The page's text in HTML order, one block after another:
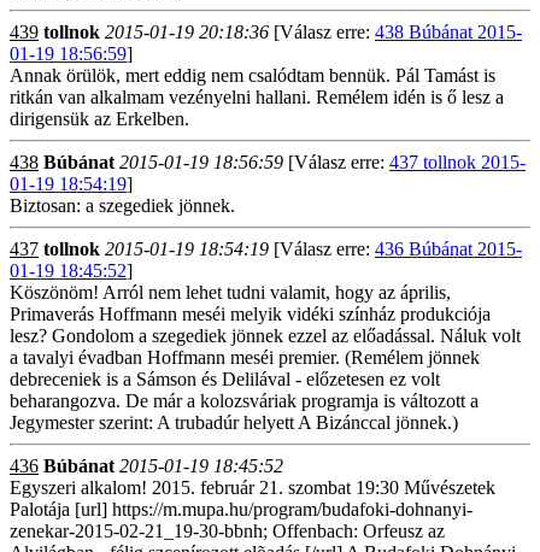
439 tollnok 2015-01-19 20:18:36 [Válasz erre: 438 Búbánat 2015-
01-19 18:56:59]
Annak örülök, mert eddig nem csalódtam bennük. Pál Tamást is
ritkán van alkalmam vezényelni hallani. Remélem idén is ő lesz a
dirigensük az Erkelben.
438 Búbánat 2015-01-19 18:56:59 [Válasz erre: 437 tollnok 2015-
01-19 18:54:19]
Biztosan: a szegediek jönnek.
437 tollnok 2015-01-19 18:54:19 [Válasz erre: 436 Búbánat 2015-
01-19 18:45:52]
Köszönöm! Arról nem lehet tudni valamit, hogy az április,
Primaverás Hoffmann meséi melyik vidéki színház produkciója
lesz? Gondolom a szegediek jönnek ezzel az előadással. Náluk volt
a tavalyi évadban Hoffmann meséi premier. (Remélem jönnek
debreceniek is a Sámson és Delilával - előzetesen ez volt
beharangozva. De már a kolozsváriak programja is változott a
Jegymester szerint: A trubadúr helyett A Bizánccal jönnek.)
436 Búbánat 2015-01-19 18:45:52
Egyszeri alkalom! 2015. február 21. szombat 19:30 Művészetek
Palotája [url] https://m.mupa.hu/program/budafoki-dohnanyi-
zenekar-2015-02-21_19-30-bbnh; Offenbach: Orfeusz az